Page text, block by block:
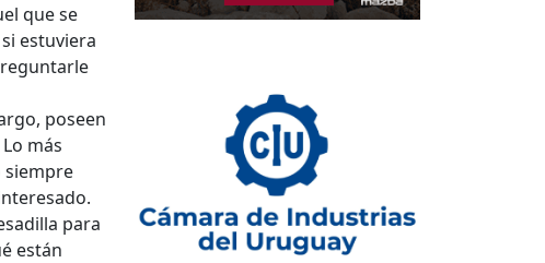
que se
estuviera
poseen
más
siempre
para
están